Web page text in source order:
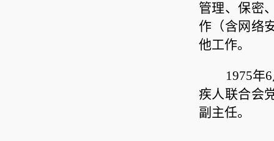
管理、保密
作（含网络
他工作。
1975年6月
疾人联合会
副主任。